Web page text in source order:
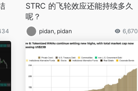
STRC 的飞轮效应还能持续多久
呢？
pidan, pidan 6,670